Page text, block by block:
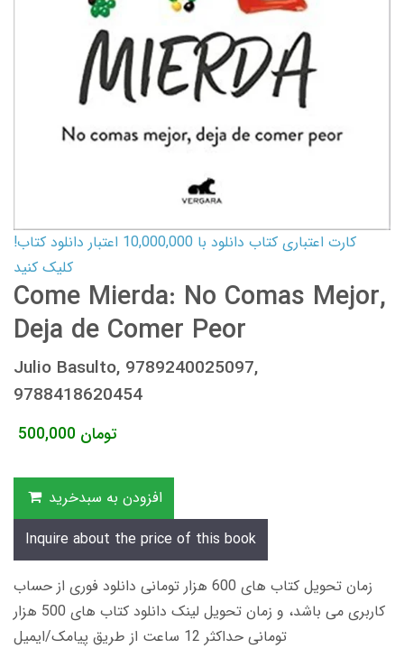
کارت اعتباری کتاب دانلود با 10,000,000 اعتبار دانلود کتاب!
کلیک کنید
Come Mierda: No Comas Mejor,
Deja de Comer Peor
Julio Basulto, 9789240025097,
9788418620454
500,000 تومان
افزودن به سبدخرید
Inquire about the price of this book
زمان تحویل کتاب های 600 هزار تومانی دانلود فوری از حساب
کاربری می باشد، و زمان تحویل لینک دانلود کتاب های 500 هزار
تومانی حداکثر 12 ساعت از طریق پیامک/ایمیل